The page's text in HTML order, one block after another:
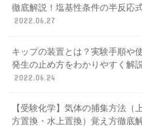
徹底解説！塩基性条件の半反応
2022.06.27
キップの装置とは？実験手順や
発生の止め方をわかりやすく解説
2022.06.24
【受験化学】気体の捕集方法（
方置換・水上置換）覚え方徹底